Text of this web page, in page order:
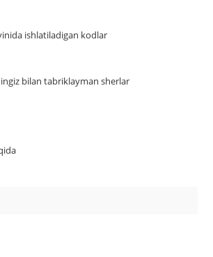
ishlatiladigan kodlar
bilan tabriklayman sherlar